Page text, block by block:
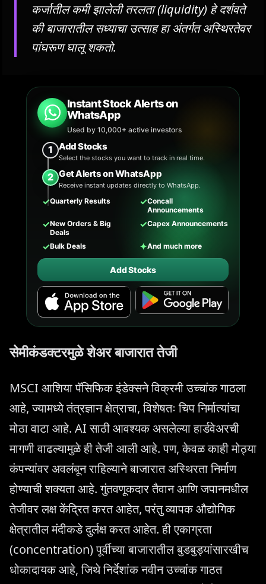
कर्जातील कमी झालेली तरलता (liquidity) हे दर्शवते
की बाजारातील सध्याचा उत्साह हा अंतर्गत अस्थिरतेवर
पांघरूण घालू शकतो.
Instant Stock Alerts on
WhatsApp
Used by 10,000+ active investors
1 Add Stocks
Select the stocks you want to track in real time.
2 Get Alerts on WhatsApp
Receive instant updates directly to WhatsApp.
✓Quarterly Results ✓Concall
Announcements
✓New Orders & Big
Deals
✓Capex Announcements
✓Bulk Deals ✦And much more
Add Stocks
सेमीकंडक्टरमुळे शेअर बाजारात तेजी
MSCI आशिया पॅसिफिक इंडेक्सने विक्रमी उच्चांक गाठला
आहे, ज्यामध्ये तंत्रज्ञान क्षेत्राचा, विशेषतः चिप निर्मात्यांचा
मोठा वाटा आहे. AI साठी आवश्यक असलेल्या हार्डवेअरची
मागणी वाढल्यामुळे ही तेजी आली आहे. पण, केवळ काही मोठ्या
कंपन्यांवर अवलंबून राहिल्याने बाजारात अस्थिरता निर्माण
होण्याची शक्यता आहे. गुंतवणूकदार तैवान आणि जपानमधील
तेजीवर लक्ष केंद्रित करत आहेत, परंतु व्यापक औद्योगिक
क्षेत्रातील मंदीकडे दुर्लक्ष करत आहेत. ही एकाग्रता
(concentration) पूर्वीच्या बाजारातील बुडबुड्यांसारखीच
धोकादायक आहे, जिथे निर्देशांक नवीन उच्चांक गाठत